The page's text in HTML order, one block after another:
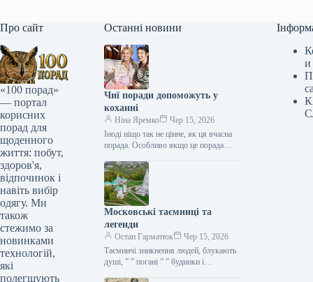
Про сайт
«100 порад»
— портал
корисних
порад для
щоденного
життя: побут,
здоров'я,
відпочинок і
навіть вибір
одягу. Ми
також
стежимо за
новинками
технологій,
які
полегшують
Останні новини
Чиї поради допоможуть у
коханні
Ніна Яремко
Чер 15, 2026
Іноді ніщо так не цінне, як ця вчасна
порада. Особливо якщо це порада
косметолога, тренера, стиліста…
Московські таємниці та
легенди
Остап Гарматюк
Чер 15, 2026
Таємничі зникнення людей, блукають
душі, ” ” погані ” ” будинки і
и